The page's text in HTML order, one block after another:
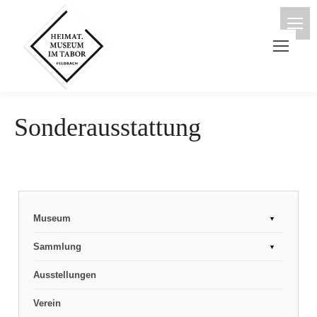
Sonderausstattung
Museum
Unser Leitbild
Mitarbeiter
Entwicklung des Museums
Sammlung
Volkskunde
Naturkunde
Ausstellungen
Verein